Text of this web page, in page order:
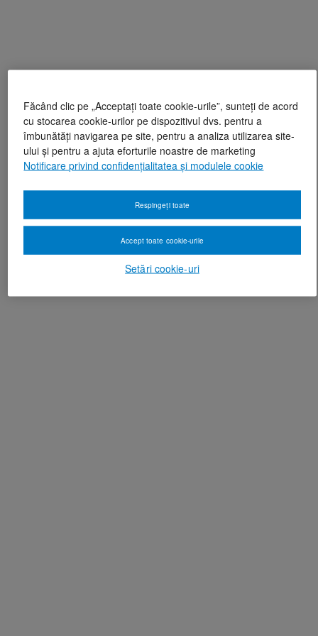
Făcând clic pe „Acceptați toate cookie-urile”, sunteți de acord
cu stocarea cookie-urilor pe dispozitivul dvs. pentru a
îmbunătăți navigarea pe site, pentru a analiza utilizarea site-
ului și pentru a ajuta eforturile noastre de marketing
Notificare privind confidențialitatea și modulele cookie
Setări cookie-uri
Respingeți toate
Accept toate cookie-urile